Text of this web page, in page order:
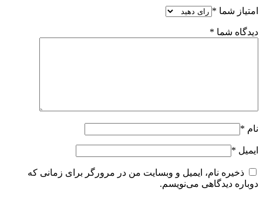
امتیاز شما *
دیدگاه شما *
نام *
ایمیل *
ذخیره نام، ایمیل و وبسایت من در مرورگر برای زمانی که
دوباره دیدگاهی می‌نویسم.